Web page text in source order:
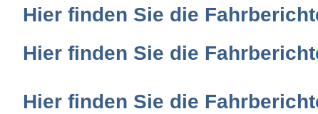
Hier finden Sie die
Hier finden Sie die
Hier finden Sie die